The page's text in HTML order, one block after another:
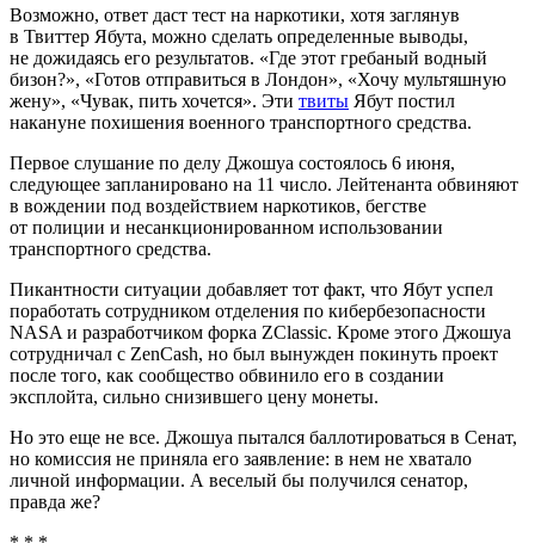
Возможно, ответ даст тест на наркотики, хотя заглянув
в Твиттер Ябута, можно сделать определенные выводы,
не дожидаясь его результатов. «Где этот гребаный водный
бизон?», «Готов отправиться в Лондон», «Хочу мультяшную
жену», «Чувак, пить хочется». Эти твиты Ябут постил
накануне похишения военного транспортного средства.
Первое слушание по делу Джошуа состоялось 6 июня,
следующее запланировано на 11 число. Лейтенанта обвиняют
в вождении под воздействием наркотиков, бегстве
от полиции и несанкционированном использовании
транспортного средства.
Пикантности ситуации добавляет тот факт, что Ябут успел
поработать сотрудником отделения по кибербезопасности
NASA и разработчиком форка ZСlassic. Кроме этого Джошуа
сотрудничал с ZenCash, но был вынужден покинуть проект
после того, как сообщество обвинило его в создании
эксплойта, сильно снизившего цену монеты.
Но это еще не все. Джошуа пытался баллотироваться в Сенат,
но комиссия не приняла его заявление: в нем не хватало
личной информации. А веселый бы получился сенатор,
правда же?
* * *